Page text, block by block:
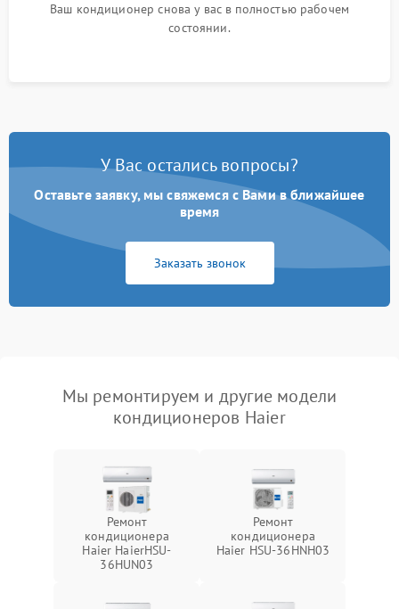
Ваш кондиционер снова у вас в полностью рабочем
состоянии.
У Вас остались вопросы?
Оставьте заявку, мы свяжемся с Вами в ближайшее
время
Заказать звонок
Мы ремонтируем и другие модели
кондиционеров Haier
Ремонт
кондиционера
Haier HaierHSU-
36HUN03
Ремонт
кондиционера
Haier HSU-36HNH03